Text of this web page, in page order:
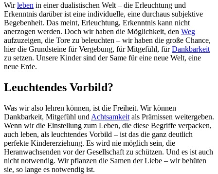
Wirleben in einer dualistischen Welt – die Erleuchtung und
Erkenntnis darüber ist eine individuelle, eine durchaus subjektive
Begebenheit. Das meint, Erleuchtung, Erkenntnis kann nicht
anerzogen werden. Doch wir haben die Möglichkeit, den Weg
aufzuzeigen, die Tore zu beleuchten – wir haben die große Chance,
hier die Grundsteine für Vergebung, für Mitgefühl, fürDankbarkeit
zu setzen. Unsere Kinder sind der Same für eine neue Welt, eine
neue Erde.
Leuchtendes Vorbild?
Was wir also lehren können, ist die Freiheit. Wir können
Dankbarkeit, Mitgefühl und Achtsamkeit als Prämissen weitergeben.
Wenn wir die Einstellung zum Leben, die diese Begriffe verpacken,
auch leben, als leuchtendes Vorbild – ist das die ganz deutlich
perfekte Kindererziehung. Es wird nie möglich sein, die
Heranwachsenden vor der Gesellschaft zu schützen. Und es ist auch
nicht notwendig. Wir pflanzen die Samen der Liebe – wir behüten
sie, so lange es notwendig ist.